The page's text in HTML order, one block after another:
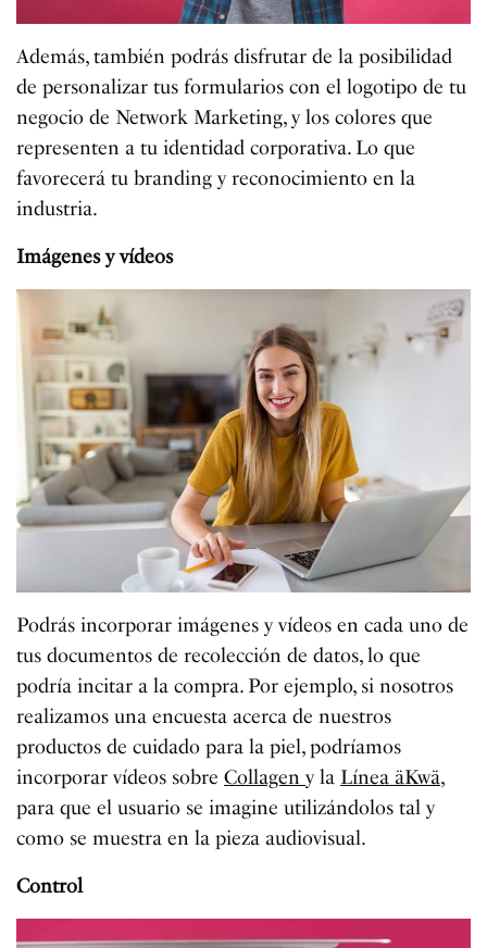
Además, también podrás disfrutar de la posibilidad
de personalizar tus formularios con el logotipo de tu
negocio de Network Marketing, y los colores que
representen a tu identidad corporativa. Lo que
favorecerá tu branding y reconocimiento en la
industria.
Imágenes y vídeos
Podrás incorporar imágenes y vídeos en cada uno de
tus documentos de recolección de datos, lo que
podría incitar a la compra. Por ejemplo, si nosotros
realizamos una encuesta acerca de nuestros
productos de cuidado para la piel, podríamos
incorporar vídeos sobreCollageny la Línea äKwä,
para que el usuario se imagine utilizándolos tal y
como se muestra en la pieza audiovisual.
Control